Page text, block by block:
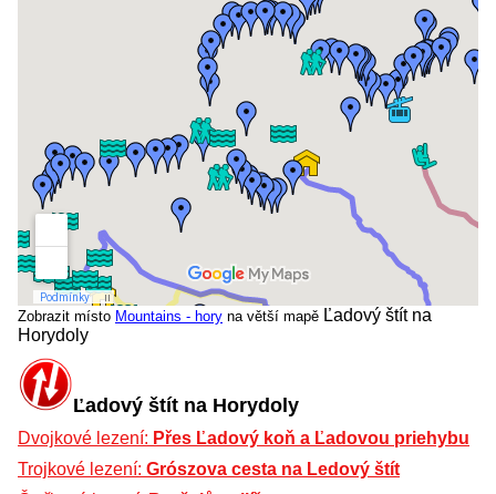
Zobrazit místo Mountains - hory na větší mapě Ľadový štít na
Horydoly
Ľadový štít na Horydoly
Dvojkové lezení: Přes Ľadový koň a Ľadovou priehybu
Trojkové lezení: Grószova cesta na Ledový štít